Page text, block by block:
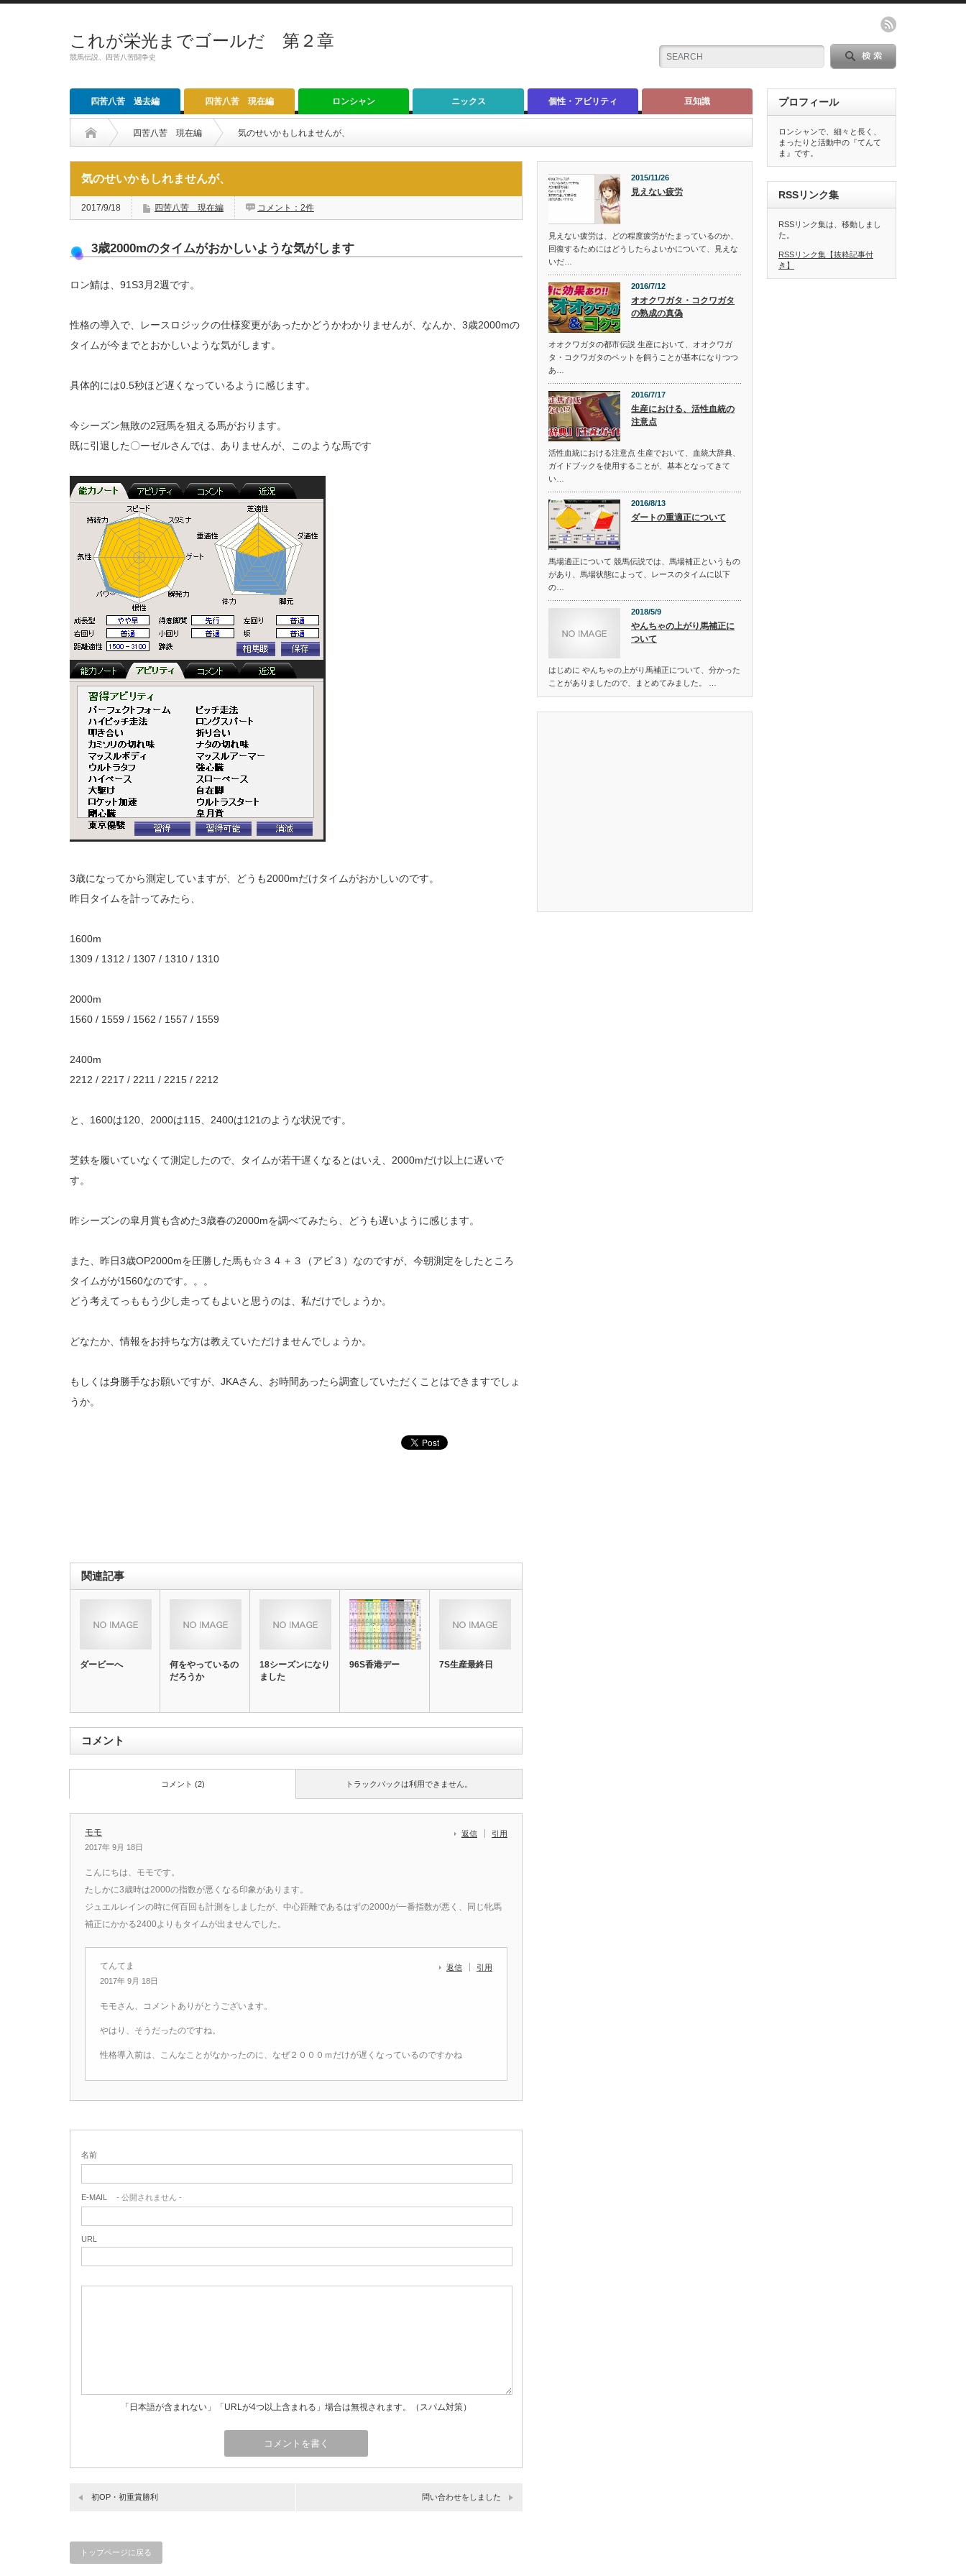
これが栄光までゴールだ 第２章
競馬伝説、四苦八苦闘争史
四苦八苦 過去編 四苦八苦 現在編 ロンシャン ニックス 個性・アビリティ 豆知識
四苦八苦 現在編 気のせいかもしれませんが、
気のせいかもしれませんが、
2017/9/18 四苦八苦 現在編 コメント：2件
3歳2000mのタイムがおかしいような気がします
ロン鯖は、91S3月2週です。
性格の導入で、レースロジックの仕様変更があったかどうかわかりませんが、なんか、3歳2000mの
タイムが今までとおかしいような気がします。
具体的には0.5秒ほど遅くなっているように感じます。
今シーズン無敗の2冠馬を狙える馬がおります。
既に引退した〇ーゼルさんでは、ありませんが、このような馬です
3歳になってから測定していますが、どうも2000mだけタイムがおかしいのです。
昨日タイムを計ってみたら、
1600m
1309 / 1312 / 1307 / 1310 / 1310
2000m
1560 / 1559 / 1562 / 1557 / 1559
2400m
2212 / 2217 / 2211 / 2215 / 2212
と、1600は120、2000は115、2400は121のような状況です。
芝鉄を履いていなくて測定したので、タイムが若干遅くなるとはいえ、2000mだけ以上に遅いで
す。
昨シーズンの皐月賞も含めた3歳春の2000mを調べてみたら、どうも遅いように感じます。
また、昨日3歳OP2000mを圧勝した馬も☆３４＋３（アビ３）なのですが、今朝測定をしたところ
タイムがが1560なのです。。。
どう考えてっももう少し走ってもよいと思うのは、私だけでしょうか。
どなたか、情報をお持ちな方は教えていただけませんでしょうか。
もしくは身勝手なお願いですが、JKAさん、お時間あったら調査していただくことはできますでしょ
うか。
関連記事
ダービーへ
何をやっているの
だろうか
18シーズンになり
ました
96S香港デー 7S生産最終日
コメント
トラックバックは利用できません。
コメント (2)
モモ
2017年 9月 18日
返信 引用
こんにちは、モモです。
たしかに3歳時は2000の指数が悪くなる印象があります。
ジュエルレインの時に何百回も計測をしましたが、中心距離であるはずの2000が一番指数が悪く、同じ牝馬
補正にかかる2400よりもタイムが出ませんでした。
てんてま
2017年 9月 18日
返信 引用
モモさん、コメントありがとうございます。
やはり、そうだったのですね。
性格導入前は、こんなことがなかったのに、なぜ２０００ｍだけが遅くなっているのですかね
名前
E-MAIL - 公開されません -
URL
「日本語が含まれない」「URLが4つ以上含まれる」場合は無視されます。（スパム対策）
初OP・初重賞勝利 問い合わせをしました
トップページに戻る
2015/11/26
見えない疲労
見えない疲労は、どの程度疲労がたまっているのか、
回復するためにはどうしたらよいかについて、見えな
いだ…
2016/7/12
オオクワガタ・コクワガタ
の熟成の真偽
オオクワガタの都市伝説 生産において、オオクワガ
タ・コクワガタのペットを飼うことが基本になりつつ
あ…
2016/7/17
生産における、活性血統の
注意点
活性血統における注意点 生産でおいて、血統大辞典、
ガイドブックを使用することが、基本となってきて
い…
2016/8/13
ダートの重適正について
馬場適正について 競馬伝説では、馬場補正というもの
があり、馬場状態によって、レースのタイムに以下
の…
2018/5/9
やんちゃの上がり馬補正に
ついて
はじめに やんちゃの上がり馬補正について、分かった
ことがありましたので、まとめてみました。 …
プロフィール
ロンシャンで、細々と長く、
まったりと活動中の『てんて
ま』です。
RSSリンク集
RSSリンク集は、移動しまし
た。
RSSリンク集【抜粋記事付
き】